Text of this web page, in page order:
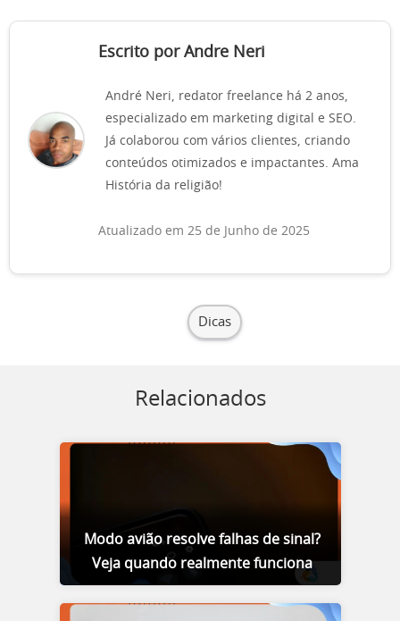
Escrito por Andre Neri
André Neri, redator freelance há 2 anos,
especializado em marketing digital e SEO.
Já colaborou com vários clientes, criando
conteúdos otimizados e impactantes. Ama
História da religião!
Atualizado em 25 de Junho de 2025
Dicas
Relacionados
Modo avião resolve falhas de sinal?
Veja quando realmente funciona